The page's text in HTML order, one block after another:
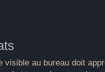
visible au bureau doit